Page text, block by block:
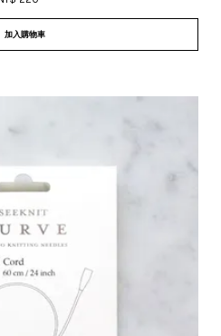
加入購物車